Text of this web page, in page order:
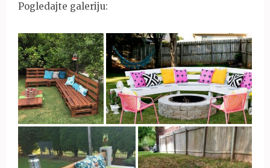
Pogledajte galeriju: